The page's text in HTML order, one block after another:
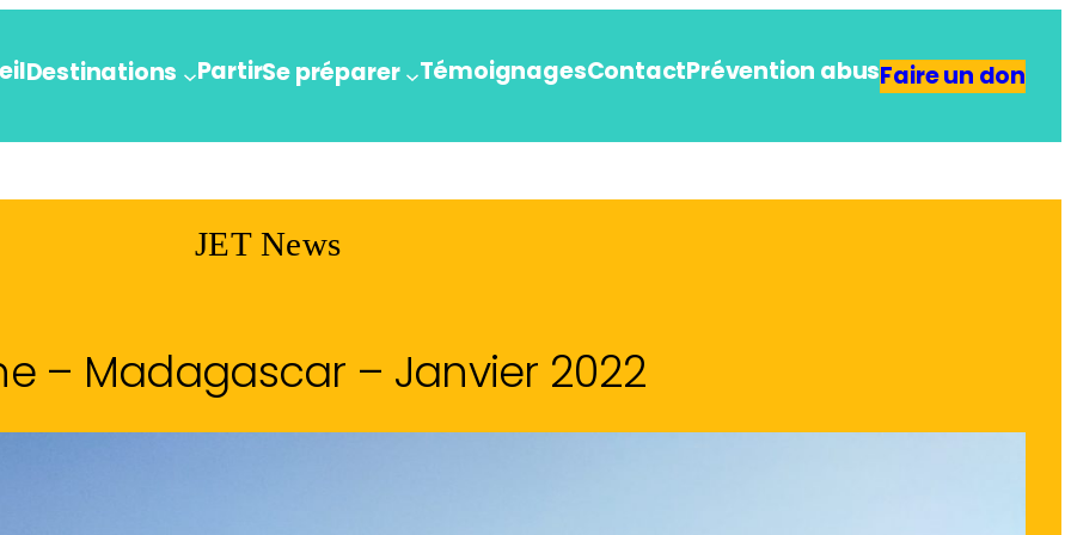
Destinations PartirSe préparer TémoignagesContactPrévention abusFaire un don
JET News
– Madagascar – Janvier 2022